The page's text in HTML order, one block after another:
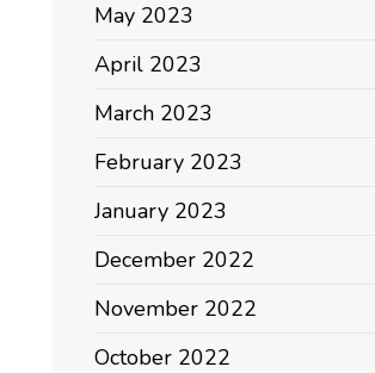
May 2023
April 2023
March 2023
February 2023
January 2023
December 2022
November 2022
October 2022